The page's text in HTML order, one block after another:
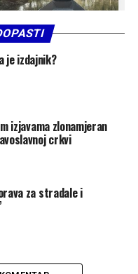
je izdajnik?
izjavama zlonamjeran
crkvi
za stradale i